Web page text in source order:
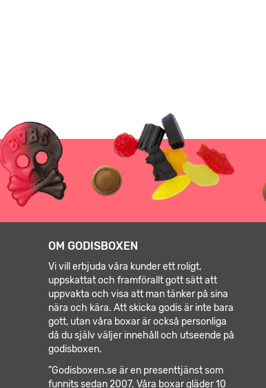
OM GODISBOXEN
Vi vill erbjuda våra kunder ett roligt,
uppskattat och framförallt gott sätt att
uppvakta och visa att man tänker på sina
nära och kära. Att skicka godis är inte bara
gott, utan våra boxar är också personliga
då du själv väljer innehåll och utseende på
godisboxen.
”Godisboxen.se är en presenttjänst som
funnits sedan 2007. Våra boxar gläder 10